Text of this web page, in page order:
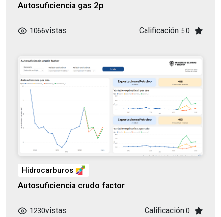
Autosuficiencia gas 2p
1066vistas Calificación 5.0
Hidrocarburos
Autosuficiencia crudo factor
1230vistas Calificación 0